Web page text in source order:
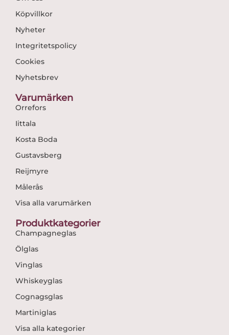
Köpvillkor
Nyheter
Integritetspolicy
Cookies
Nyhetsbrev
Varumärken
Orrefors
Iittala
Kosta Boda
Gustavsberg
Reijmyre
Målerås
Visa alla varumärken
Produktkategorier
Champagneglas
Ölglas
Vinglas
Whiskeyglas
Cognagsglas
Martiniglas
Visa alla kategorier